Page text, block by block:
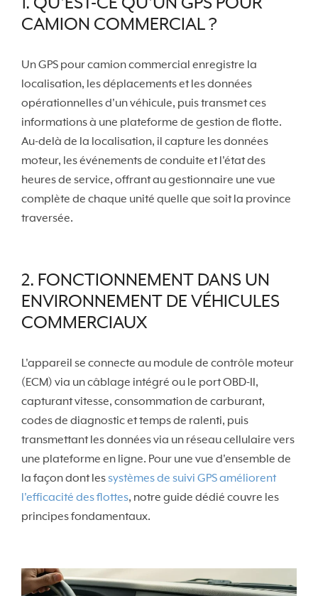
CAMION COMMERCIAL ?
Un GPS pour camion commercial enregistre la
localisation, les déplacements et les données
opérationnelles d'un véhicule, puis transmet ces
informations à une plateforme de gestion de flotte.
Au-delà de la localisation, il capture les données
moteur, les événements de conduite et l'état des
heures de service, offrant au gestionnaire une vue
complète de chaque unité quelle que soit la province
traversée.
2. FONCTIONNEMENT DANS UN
ENVIRONNEMENT DE VÉHICULES
COMMERCIAUX
L'appareil se connecte au module de contrôle moteur
(ECM) via un câblage intégré ou le port OBD-II,
capturant vitesse, consommation de carburant,
codes de diagnostic et temps de ralenti, puis
transmettant les données via un réseau cellulaire vers
une plateforme en ligne. Pour une vue d'ensemble de
la façon dont lessystèmes de suivi GPS améliorent
l'efficacité des flottes, notre guide dédié couvre les
principes fondamentaux.